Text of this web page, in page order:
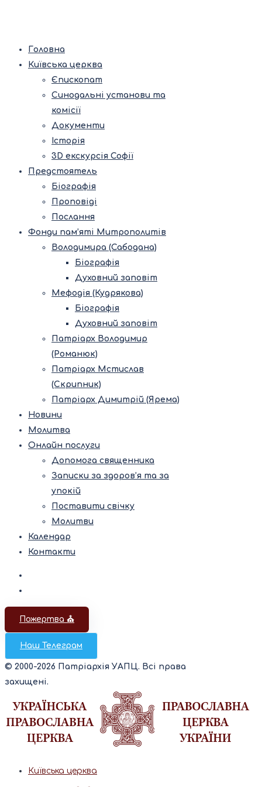
Головна
Київська церква
Єпископат
Синодальні установи та
комісії
Документи
Історія
3D екскурсія Софії
Предстоятель
Біографія
Проповіді
Послання
Фонди пам’яті Митрополитів
Володимира (Сабодана)
Біографія
Духовний заповіт
Мефодія (Кудрякова)
Біографія
Духовний заповіт
Патріарх Володимир
(Романюк)
Патріарх Мстислав
(Скрипник)
Патріарх Димитрій (Ярема)
Новини
Молитва
Онлайн послуги
Допомога священника
Записки за здоров’я та за
упокій
Поставити свічку
Молитви
Календар
Контакти
Пожертва ⛪️
Наш Телеграм
© 2000-2026 Патріархія УАПЦ. Всі права
захищені.
Київська церква